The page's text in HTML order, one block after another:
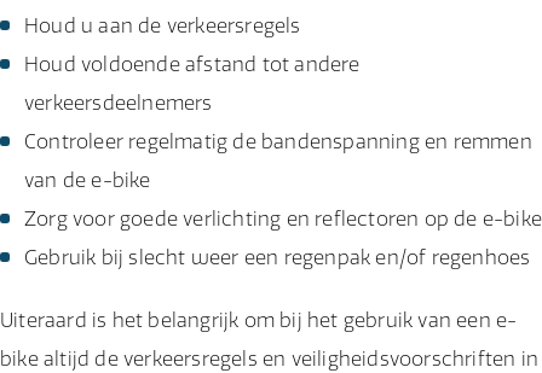
Houd u aan de verkeersregels
Houd voldoende afstand tot andere
verkeersdeelnemers
Controleer regelmatig de bandenspanning en remmen
van de e-bike
Zorg voor goede verlichting en reflectoren op de e-bike
Gebruik bij slecht weer een regenpak en/of regenhoes
Uiteraard is het belangrijk om bij het gebruik van een e-
bike altijd de verkeersregels en veiligheidsvoorschriften in